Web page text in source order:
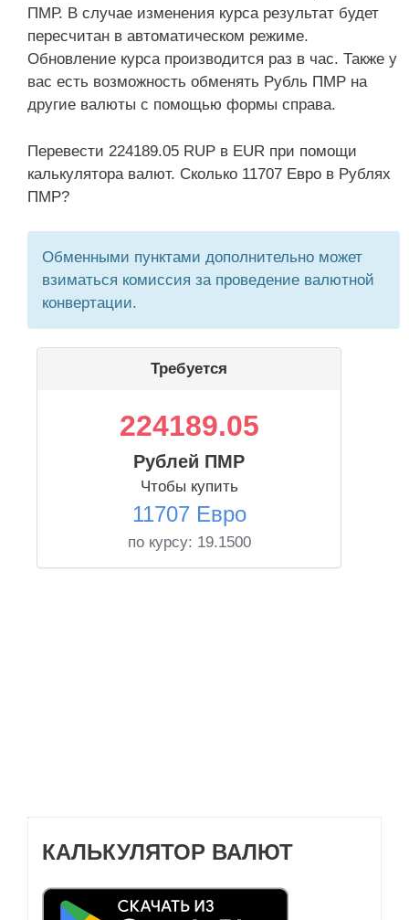
ПМР. В случае изменения курса результат будет
пересчитан в автоматическом режиме.
Обновление курса производится раз в час. Также у
вас есть возможность обменять Рубль ПМР на
другие валюты с помощью формы справа.
Перевести 224189.05 RUP в EUR при помощи
калькулятора валют. Сколько 11707 Евро в Рублях
ПМР?
Обменными пунктами дополнительно может
взиматься комиссия за проведение валютной
конвертации.
Требуется
224189.05
Рублей ПМР
Чтобы купить
11707 Евро
по курсу: 19.1500
КАЛЬКУЛЯТОР ВАЛЮТ